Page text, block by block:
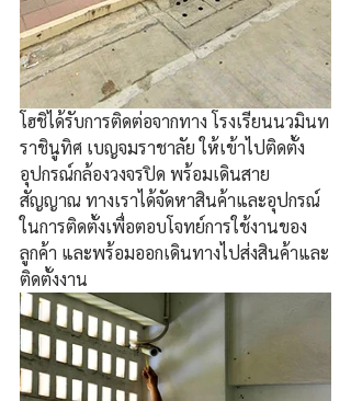
โฮชิได้รับการติดต่อจากทาง โรงเรียนนวมินท
ราชินูทิศ เบญจมราชาลัย ให้เข้าไปติดตั้ง
อุปกรณ์กล้องวงจรปิด พร้อมเดินสาย
สัญญาณ ทางเราได้จัดหาสินค้าและอุปกรณ์
ในการติดตั้งเพื่อตอบโจทย์การใช้งานของ
ลูกค้า และพร้อมออกเดินทางไปส่งสินค้าและ
ติดตั้งงาน